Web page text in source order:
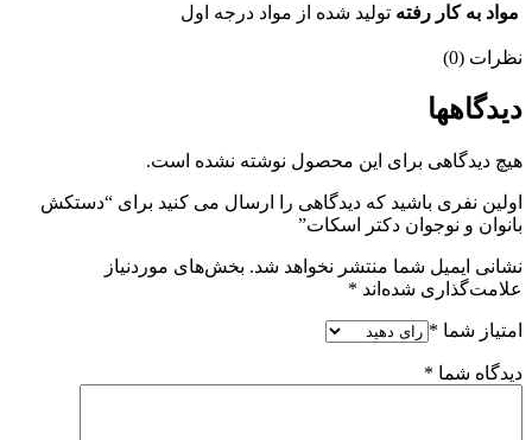
مواد به کار رفته تولید شده از مواد درجه اول
نظرات (0)
دیدگاهها
هیچ دیدگاهی برای این محصول نوشته نشده است.
اولین نفری باشید که دیدگاهی را ارسال می کنید برای “دستکش
بانوان و نوجوان دکتر اسکات”
نشانی ایمیل شما منتشر نخواهد شد. بخش‌های موردنیاز
علامت‌گذاری شده‌اند *
امتیاز شما *
دیدگاه شما *